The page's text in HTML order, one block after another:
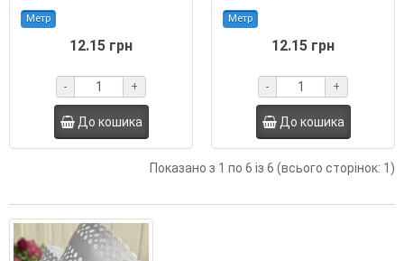
Метр
12.15 грн
- +
До кошика
Метр
12.15 грн
- +
До кошика
Показано з 1 по 6 із 6 (всього сторінок: 1)